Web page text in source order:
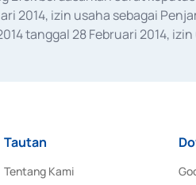
2014, izin usaha sebagai
tanggal 28 Februari 2014,
Tautan
Tentang Kami